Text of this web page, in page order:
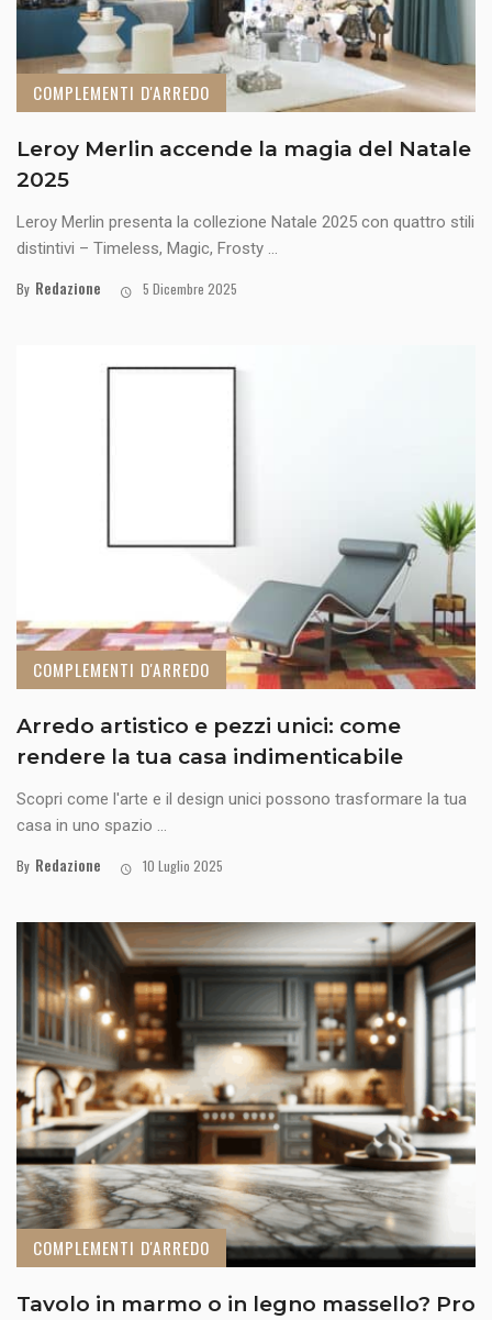
COMPLEMENTI D'ARREDO
Leroy Merlin accende la magia del Natale
2025
Leroy Merlin presenta la collezione Natale 2025 con quattro stili
distintivi – Timeless, Magic, Frosty ...
By Redazione 5 Dicembre 2025
COMPLEMENTI D'ARREDO
Arredo artistico e pezzi unici: come
rendere la tua casa indimenticabile
Scopri come l'arte e il design unici possono trasformare la tua
casa in uno spazio ...
By Redazione 10 Luglio 2025
COMPLEMENTI D'ARREDO
Tavolo in marmo o in legno massello? Pro